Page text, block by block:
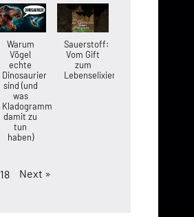
Warum
Vögel
echte
Dinosaurier
sind (und
was
Kladogramme
damit zu
tun
haben)
Sauerstoff:
Vom Gift
zum
Lebenselixier
18 Next »